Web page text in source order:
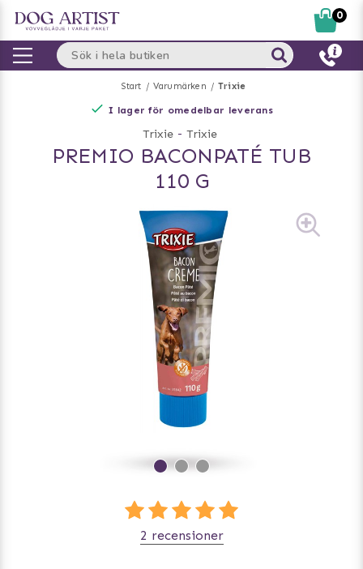
Start Varumärken Trixie
I lager för omedelbar leverans
Trixie - Trixie
PREMIO BACONPATÉ TUB
110 G
2 recensioner
0